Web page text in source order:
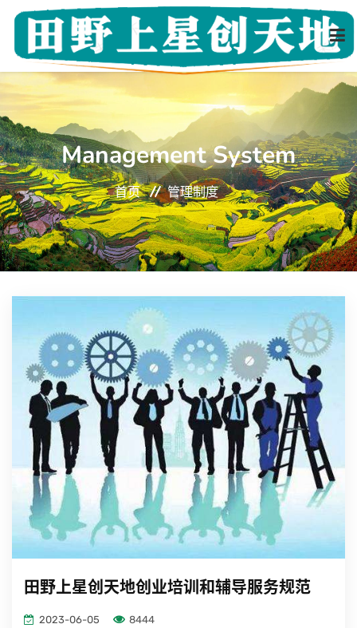
首页
关于我们
创客风采
导师团队
科特派
村部落
博誉咨询
Management System
首页 管理制度
田野上星创天地创业培训和辅导服务规范
2023-06-05 8444